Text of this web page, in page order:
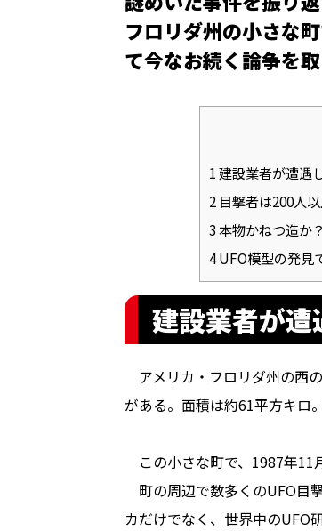
フロリダ州の小さな
て今なお続く論争を取
1建設業者が遭遇
2目撃者は200人
3本物かねつ造か
4UFO模型の発見
建設業者が
アメリカ・フロリダ州の西
がある。面積は約61平方キロ
この小さな町で、1987年11
町の周辺で数多くのUFO目
カだけでなく、世界中のUFO